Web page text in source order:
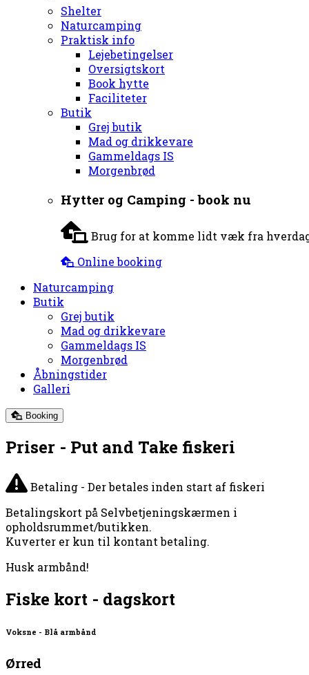
Shelter
Naturcamping
Praktisk info
Lejebetingelser
Oversigtskort
Book hytte
Faciliteter
Butik
Grej butik
Mad og drikkevare
Gammeldags IS
Morgenbrød
Hytter og Camping - book nu
Brug for at komme lidt væk fra
Online booking
Naturcamping
Butik
Grej butik
Mad og drikkevare
Gammeldags IS
Morgenbrød
Åbningstider
Galleri
Booking
Priser - Put and Take fiskeri
Betaling - Der betales inden start af fiskeri
Betalingskort på Selvbetjeningskærmen i
opholdsrummet/butikken.
Kuverter er kun til kontantbetaling.
Husk armbånd!
Fiske kort - dagskort
Voksne - Blå armbånd
Ørred